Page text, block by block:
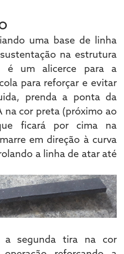
uma base de linha
na estrutura
é um alicerce para a
para reforçar e evitar
prenda a ponta da
na cor preta (próximo ao
ficará por cima na
em direção à curva
a linha de atar até
a segunda tira na cor